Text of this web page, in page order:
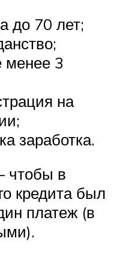
до 70 лет;
менее 3
на
заработка.
чтобы в
кредита был
платеж (в